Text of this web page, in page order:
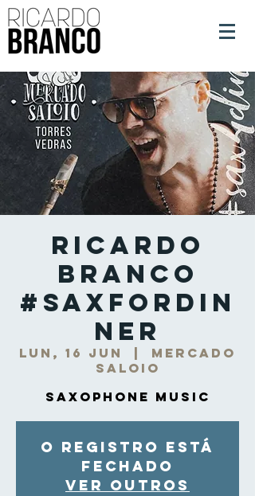
Ricardo
Branco
#SaxForDin
ner
lun, 16 jun
Mercado
Saloio
Saxophone Music
O registro está
fechado
Ver outros